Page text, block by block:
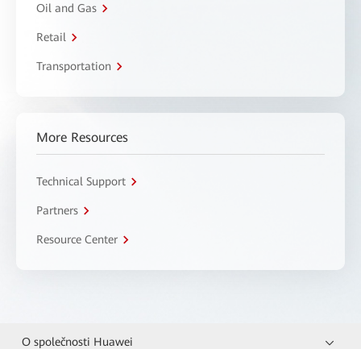
Oil and Gas
Retail
Transportation
More Resources
Technical Support
Partners
Resource Center
O společnosti Huawei